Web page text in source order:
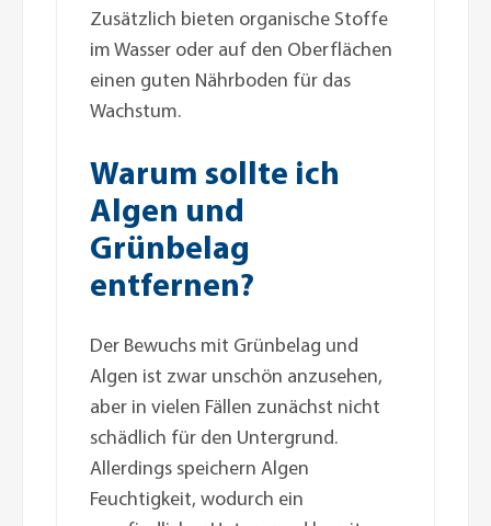
Zusätzlich bieten organische Stoffe
im Wasser oder auf den Oberflächen
einen guten Nährboden für das
Wachstum.
Warum sollte ich
Algen und
Grünbelag
entfernen?
Der Bewuchs mit Grünbelag und
Algen ist zwar unschön anzusehen,
aber in vielen Fällen zunächst nicht
schädlich für den Untergrund.
Allerdings speichern Algen
Feuchtigkeit, wodurch ein